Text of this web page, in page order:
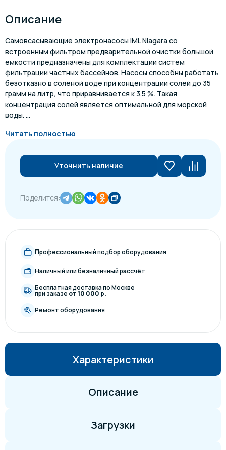
Описание
Самовсасывающие электронасосы IML Niagara со
встроенным фильтром предварительной очистки большой
емкости предназначены для комплектации систем
фильтрации частных бассейнов. Насосы способны работать
безотказно в соленой воде при концентрации солей до 35
грамм на литр, что приравнивается к 3.5 %. Такая
концентрация солей является оптимальной для морской
воды. ...
Читать полностью
Уточнить наличие
Поделится:
Профессиональный подбор оборудования
Наличный или безналичный рассчёт
Бесплатная доставка по Москве
при заказе от 10 000 р.
Ремонт оборудования
Характеристики
Описание
Загрузки